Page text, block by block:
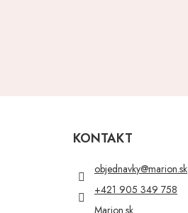
KONTAKT
objednavky@marion.sk
+421 905 349 758
Marion.sk